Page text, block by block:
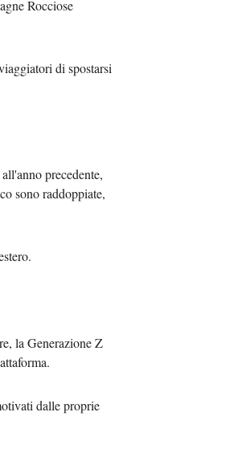
Rocciose
di spostarsi
precedente,
sono raddoppiate,
la Generazione Z
dalle proprie